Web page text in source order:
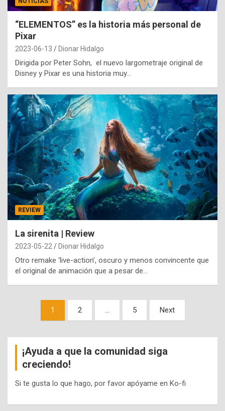
“ELEMENTOS” es la historia más personal de
Pixar
2023-06-13 Dionar Hidalgo
Dirigida por Peter Sohn, el nuevo largometraje original de
Disney y Pixar es una historia muy…
REVIEW
La sirenita | Review
2023-05-22 Dionar Hidalgo
Otro remake ‘live-action’, oscuro y menos convincente que
el original de animación que a pesar de…
Paginación
entradas
1 2 … 5 Next
¡Ayuda a que la comunidad siga
creciendo!
Si te gusta lo que hago, por favor apóyame en Ko-fi